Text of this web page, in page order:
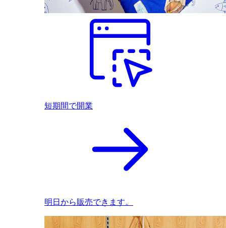
短期間で開業
明日から販売できます。